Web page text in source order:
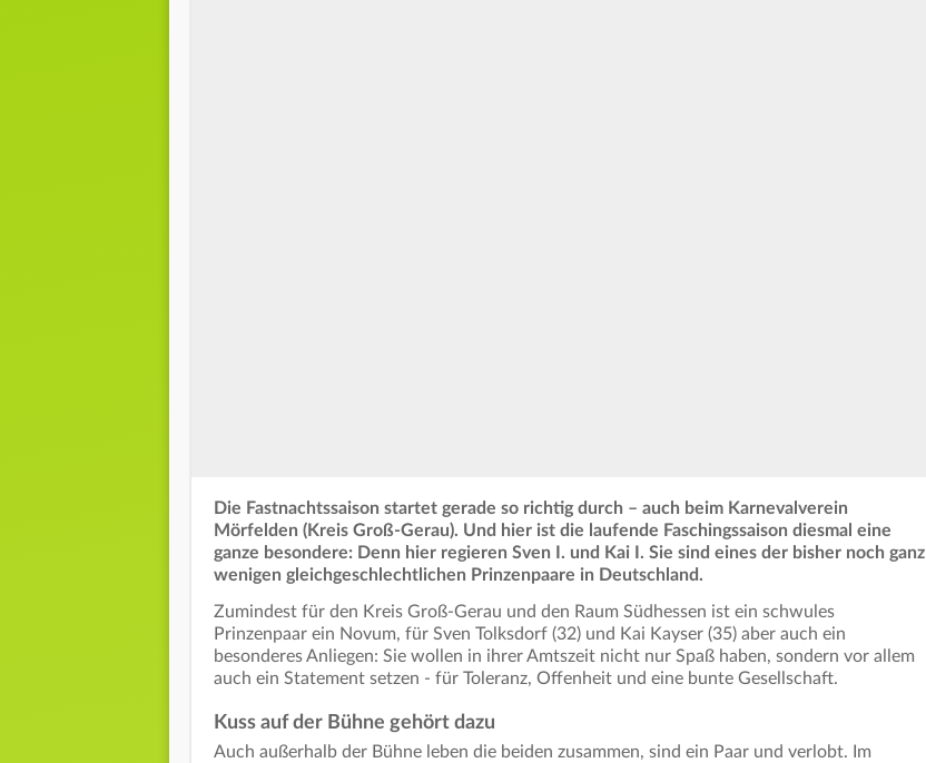
Die Fastnachtssaison startet gerade so richtig durch – auch beim Karnevalverein
Mörfelden (Kreis Groß-Gerau). Und hier ist die laufende Faschingssaison diesmal eine
ganze besondere: Denn hier regieren Sven I. und Kai I. Sie sind eines der bisher noch ganz
wenigen gleichgeschlechtlichen Prinzenpaare in Deutschland.
Zumindest für den Kreis Groß-Gerau und den Raum Südhessen ist ein schwules
Prinzenpaar ein Novum, für Sven Tolksdorf (32) und Kai Kayser (35) aber auch ein
besonderes Anliegen: Sie wollen in ihrer Amtszeit nicht nur Spaß haben, sondern vor allem
auch ein Statement setzen - für Toleranz, Offenheit und eine bunte Gesellschaft.
Kuss auf der Bühne gehört dazu
Auch außerhalb der Bühne leben die beiden zusammen, sind ein Paar und verlobt. Im